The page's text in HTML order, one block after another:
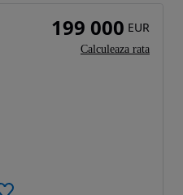
199 000 EUR
Calculeaza rata